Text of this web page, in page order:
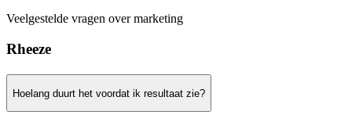
Veelgestelde vragen over marketing
Rheeze
Hoelang duurt het voordat ik resultaat zie?